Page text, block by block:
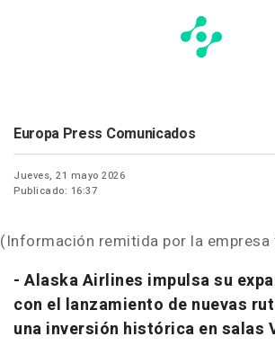
Europa Press Comunicados
Jueves, 21 mayo 2026
Publicado: 16:37
(Información remitida por la
- Alaska Airlines impulsa su
con el lanzamiento de nuevas
una inversión histórica en salas